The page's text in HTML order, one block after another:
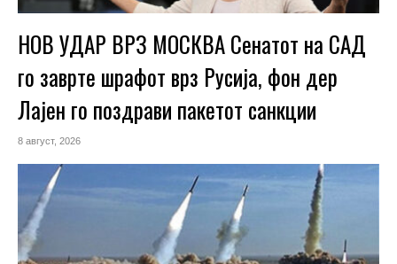
НОВ УДАР ВРЗ МОСКВА Сенатот на САД
го заврте шрафот врз Русија, фон дер
Лајен го поздрави пакетот санкции
8 август, 2026